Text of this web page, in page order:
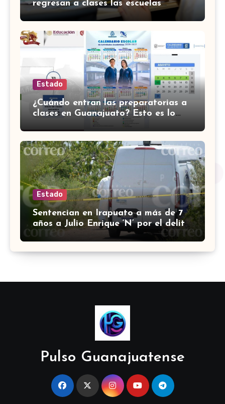
regresan a clases las escuelas
normales en Guanajuato
Estado
¿Cuándo entran las preparatorias a
clases en Guanajuato? Esto es lo
Estado
Sentencian en Irapuato a más de 7
años a Julio Enrique ‘N’ por el delito
de robo con violencia
Pulso Guanajuatense